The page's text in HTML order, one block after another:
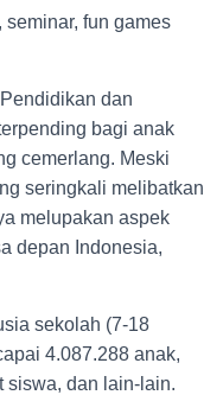
fun games
dan
bagi anak
cemerlang. Meski
seringkali melibatkan
melupakan aspek
depan Indonesia,
sekolah (7-18
4.087.288 anak,
siswa, dan lain-lain.